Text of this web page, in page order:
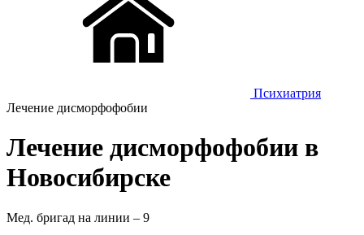
Психиатрия
Лечение дисморфофобии
Лечение дисморфофобии в
Новосибирске
Мед. бригад на линии – 9